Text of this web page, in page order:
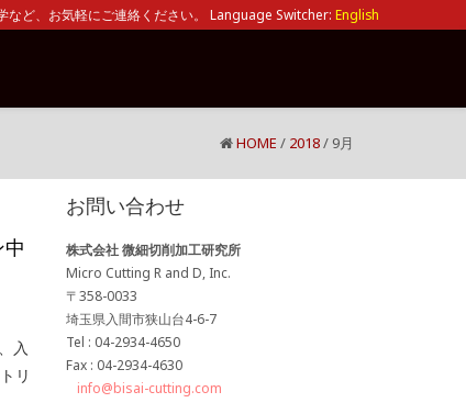
ど、お気軽にご連絡ください。 Language Switcher: English
HOME / 2018/ 9月
中
入
リ
お問い合わせ
株式会社 微細切削加工研究所
Micro Cutting R and D, Inc.
〒358-0033
埼玉県入間市狭山台4-6-7
Tel : 04-2934-4650
Fax : 04-2934-4630
info@bisai-cutting.com